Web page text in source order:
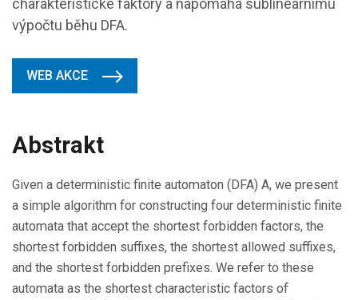
charakteristické faktory a napomáhá sublineárnímu
výpočtu běhu DFA.
WEB AKCE
Abstrakt
Given a deterministic finite automaton (DFA) A, we present
a simple algorithm for constructing four deterministic finite
automata that accept the shortest forbidden factors, the
shortest forbidden suffixes, the shortest allowed suffixes,
and the shortest forbidden prefixes. We refer to these
automata as the shortest characteristic factors of